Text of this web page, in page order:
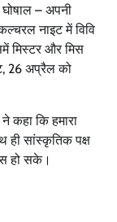
घोषाल – अपनी
नाइट में विवि
मिस्टर और मिस
26 अप्रैल को
कहा कि हमारा
ही सांस्कृतिक पक्ष
हो सके।